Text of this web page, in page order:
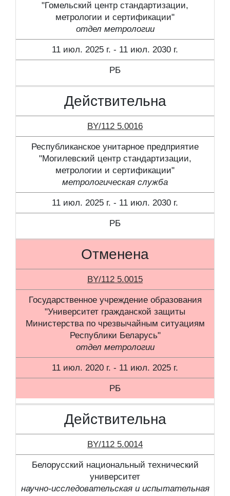
"Гомельский центр стандартизации,
метрологии и сертификации"
отдел метрологии
11 июл. 2025 г. - 11 июл. 2030 г.
РБ
Действительна
BY/112 5.0016
Республиканское унитарное предприятие
"Могилевский центр стандартизации,
метрологии и сертификации"
метрологическая служба
11 июл. 2025 г. - 11 июл. 2030 г.
РБ
Отменена
BY/112 5.0015
Государственное учреждение образования
"Университет гражданской защиты
Министерства по чрезвычайным ситуациям
Республики Беларусь"
отдел метрологии
11 июл. 2020 г. - 11 июл. 2025 г.
РБ
Действительна
BY/112 5.0014
Белорусский национальный технический
университет
научно-исследовательская и испытательная